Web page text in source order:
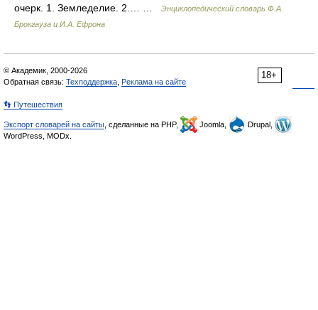
очерк. 1. Земледелие. 2.… …
Энциклопедический словарь Ф.А.
Брокгауза и И.А. Ефрона
18+
© Академик, 2000-2026
Обратная связь: Техподдержка Реклама на сайте
👣 Путешествия
Экспорт словарей на сайты , сделанные на PHP, Joomla,
Drupal,
WordPress, MODx.